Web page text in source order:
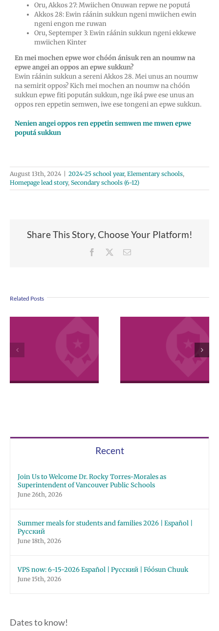
Oru, Akkos 27: Mwiichen Onuwan repwe ne poputá
Akkos 28: Ewin ráánin sukkun ngeni mwiichen ewin
ngeni engon me ruwan
Oru, Septemper 3: Ewin ráánin sukkun ngeni ekkewe
mwiichen Kinter
En mei mochen epwe wor chóón ánisuk ren an noumw na
epwe angei an oppos an epwe sukkun?
Ewin ráánin sukkun a sereni Akkos 28. Mei unus an noumw
na semirit oppos? Kich mei mochen an noumw na chóón
sukkun epwe fiti popután sukkun, nge iká pwe ese unus an
oppos ren eppetin semwen, iwe ese tongeni an epwe sukkun.
Nenien angei oppos ren eppetin semwen me mwen epwe
poputá sukkun
August 13th, 2024 | 2024-25 school year, Elementary schools,
Homepage lead story, Secondary schools (6-12)
Share This Story, Choose Your Platform!
Facebook Email
Related Posts
Awards
2026 Español |
Chuuk
Recent
Join Us to Welcome Dr. Rocky Torres-Morales as
Superintendent of Vancouver Public Schools
June 26th, 2026
Summer meals for students and families 2026 | Español |
Русский
June 18th, 2026
VPS now: 6-15-2026 Español | Русский | Fóósun Chuuk
June 15th, 2026
Dates to know!